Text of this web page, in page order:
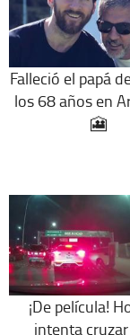
Falleció el papá
los 68 años en
🎦
¡De película!
intenta cruzar